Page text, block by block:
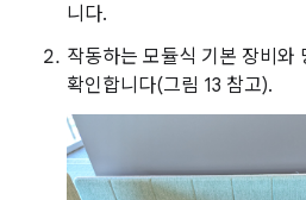
니다.
작동하는 모듈식 기본 장비와
확인합니다(그림 13 참고).